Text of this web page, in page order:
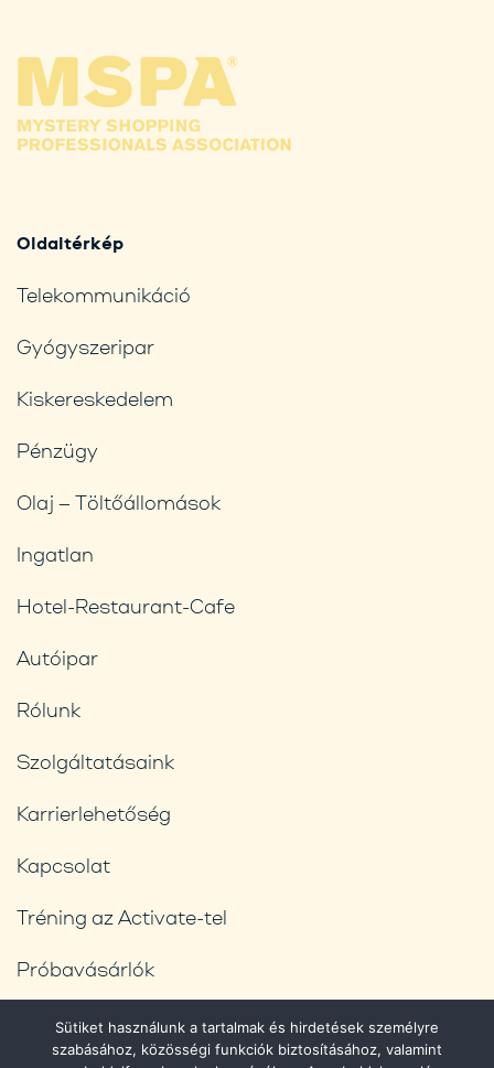
Oldaltérkép
Telekommunikáció
Gyógyszeripar
Kiskereskedelem
Pénzügy
Olaj – Töltőállomások
Ingatlan
Hotel-Restaurant-Cafe
Autóipar
Rólunk
Szolgáltatásaink
Karrierlehetőség
Kapcsolat
Tréning az Activate-tel
Próbavásárlók
BlogSütiket használunk a tartalmak és hirdetések személyre
szabásához, közösségi funkciók biztosításához, valamint